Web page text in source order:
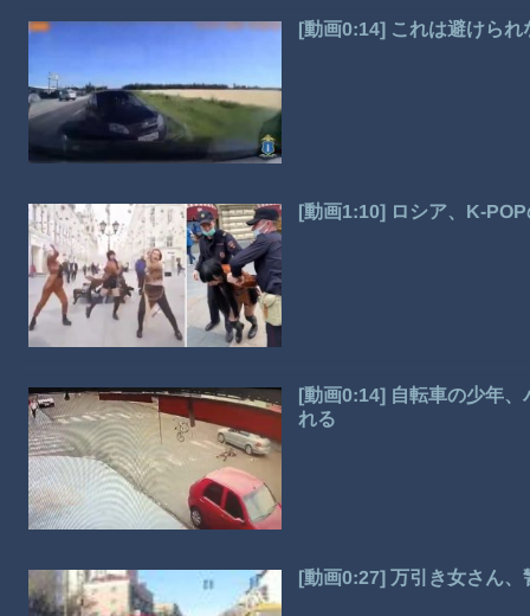
[動画0:14] これは避けら
[動画1:10] ロシア、K-
[動画0:14] 自転車の少年
れる
[動画0:27] 万引き女さん